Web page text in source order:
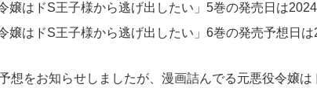
嬢はドS王子様から逃げ出したい」5巻の発売日は
嬢はドS王子様から逃げ出したい」6巻の発売予想日
想をお知らせしましたが、漫画詰んでる元悪役令嬢